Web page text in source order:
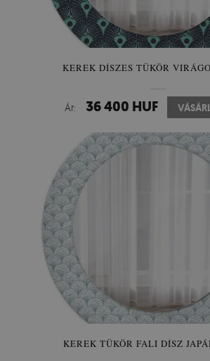
KEREK DÍSZES TÜKÖR
Ár: 36 400 HUF
KEREK TÜKÖR FALI DÍSZ